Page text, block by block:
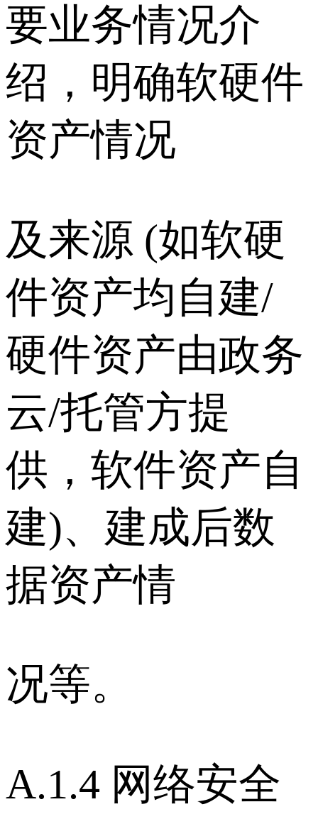
要业务情况介
绍，明确软硬件
资产情况
及来源 (如软硬
件资产均自建/
硬件资产由政务
云/托管方提
供，软件资产自
建)、建成后数
据资产情
况等。
A.1.4 网络安全